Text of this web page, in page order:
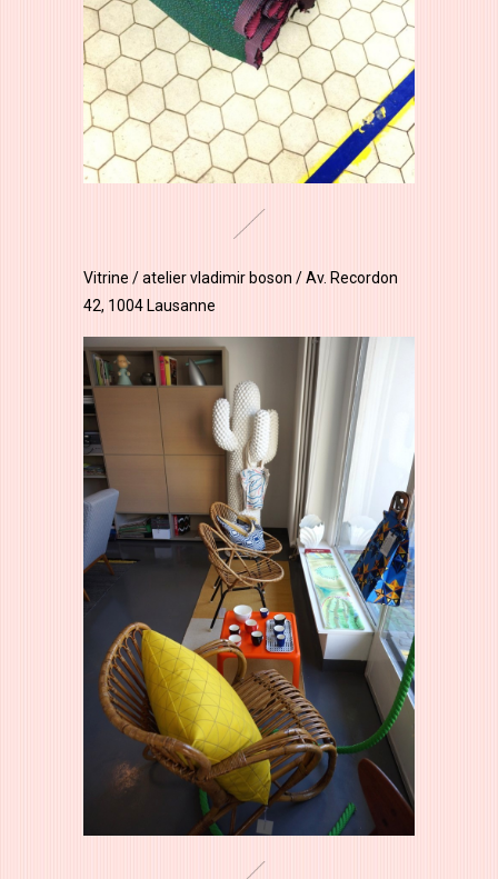
Vitrine / atelier vladimir boson / Av. Recordon
42, 1004 Lausanne